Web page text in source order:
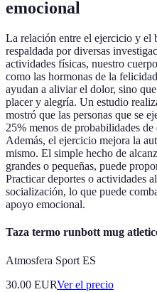
emocional
La relación entre el ejercicio y el
respaldada por diversas
actividades físicas, nuestro
como las hormonas de la
ayudan a aliviar el dolor, sino
placer y alegría. Un estudio
mostró que las personas que se
25% menos de probabilidades
Además, el ejercicio mejora la
mismo. El simple hecho de
grandes o pequeñas, puede
Practicar deportes o actividades
socialización, lo que puede
apoyo emocional.
Taza termo runbott mug
Atmosfera Sport ES
30.00 EURVer el precio